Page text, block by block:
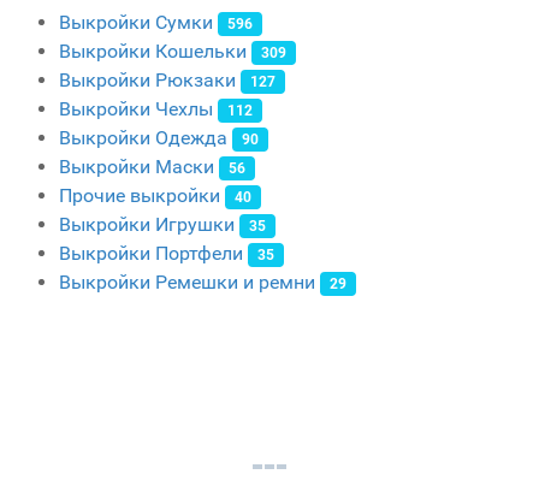
Выкройки Сумки 596
Выкройки Кошельки 309
Выкройки Рюкзаки 127
Выкройки Чехлы 112
Выкройки Одежда 90
Выкройки Маски 56
Прочие выкройки 40
Выкройки Игрушки 35
Выкройки Портфели 35
Выкройки Ремешки и ремни 29